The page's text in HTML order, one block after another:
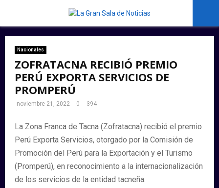
PRIMARY
MENU
Nacionales
ZOFRATACNA RECIBIÓ PREMIO
PERÚ EXPORTA SERVICIOS DE
PROMPERÚ
noviembre 21, 2022 0 394
La Zona Franca de Tacna (Zofratacna) recibió el premio
Perú Exporta Servicios, otorgado por la Comisión de
Promoción del Perú para la Exportación y el Turismo
(Promperú), en reconocimiento a la internacionalización
de los servicios de la entidad tacneña.